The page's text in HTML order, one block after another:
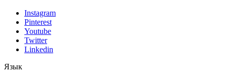
Instagram
Pinterest
Youtube
Twitter
Linkedin
Язык